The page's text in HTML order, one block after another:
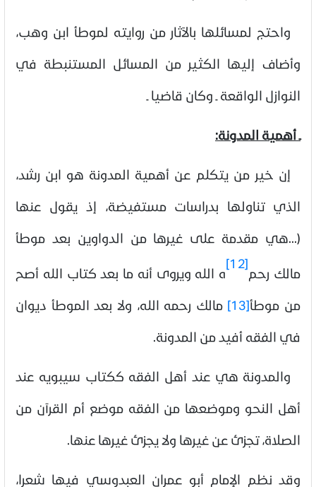
واحتج لمسائلها بالآثار من روايته لموطأ ابن وهب،
وأضاف إليها الكثير من المسائل المستنبطة في
النوازل الواقعة ـ وكان قاضيا ـ
ـ أهمية المدونة:
إن خير من يتكلم عن أهمية المدونة هو ابن رشد،
الذي تناولها بدراسات مستفيضة، إذ يقول عنها
(...هي مقدمة على غيرها من الدواوين بعد موطأ
مالك رحم ه الله ويروى أنه ما بعد كتاب الله أصح
من موطأ[13] مالك رحمه الله، ولا بعد الموطأ ديوان
في الفقه أفيد من المدونة.
والمدونة هي عند أهل الفقه ككتاب سيبويه عند
أهل النحو وموضعها من الفقه موضع أم القرآن من
الصلاة، تجزئ عن غيرها ولا يجزئ غيرها عنها.
وقد نظم الإمام أبو عمران العبدوسي فيها شعرا،